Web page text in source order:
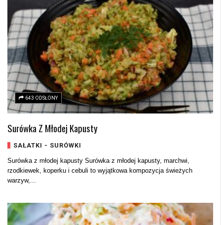
643 ODSŁONY
Surówka Z Młodej Kapusty
SAŁATKI - SURÓWKI
Surówka z młodej kapusty Surówka z młodej kapusty, marchwi,
rzodkiewek, koperku i cebuli to wyjątkowa kompozycja świeżych
warzyw,...